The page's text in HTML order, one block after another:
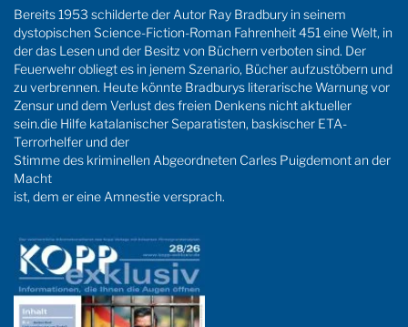
Bereits 1953 schilderte der Autor Ray Bradbury in seinem
dystopischen Science-Fiction-Roman Fahrenheit 451 eine Welt, in
der das Lesen und der Besitz von Büchern verboten sind. Der
Feuerwehr obliegt es in jenem Szenario, Bücher aufzustöbern und
zu verbrennen. Heute könnte Bradburys literarische Warnung vor
Zensur und dem Verlust des freien Denkens nicht aktueller
sein.die Hilfe katalanischer Separatisten, baskischer ETA-
Terrorhelfer und der
Stimme des kriminellen Abgeordneten Carles Puigdemont an der
Macht
ist, dem er eine Amnestie versprach.